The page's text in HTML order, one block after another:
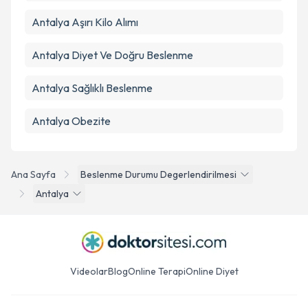
Ana Sayfa
Beslenme Durumu Degerlendirilmesi
Antalya
Antalya Aşırı Kilo Alımı
Antalya Diyet Ve Doğru Beslenme
Antalya Sağlıklı Beslenme
Antalya Obezite
VideolarBlogOnline TerapiOnline Diyet